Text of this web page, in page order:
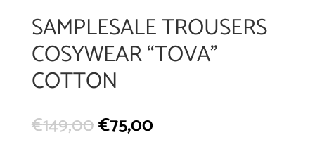
SAMPLESALE TROUSERS
COSYWEAR “TOVA”
COTTON
€149,00€75,00